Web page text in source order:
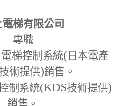
電梯有限公司
專職
梯控制系統( 日本電產
技術提供)銷售。
制系統(KDS技術提供)
銷售。